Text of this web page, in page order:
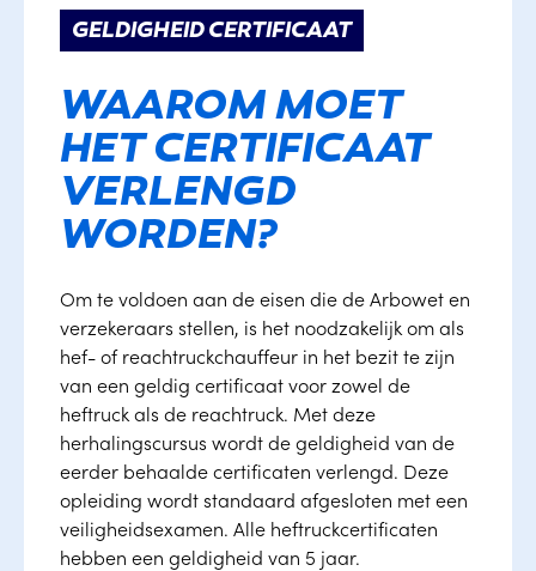
GELDIGHEID CERTIFICAAT
WAAROM MOET
HET CERTIFICAAT
VERLENGD
WORDEN?
Om te voldoen aan de eisen die de Arbowet en
verzekeraars stellen, is het noodzakelijk om als
hef- of reachtruckchauffeur in het bezit te zijn
van een geldig certificaat voor zowel de
heftruck als de reachtruck. Met deze
herhalingscursus wordt de geldigheid van de
eerder behaalde certificaten verlengd. Deze
opleiding wordt standaard afgesloten met een
veiligheidsexamen. Alle heftruckcertificaten
hebben een geldigheid van 5 jaar.